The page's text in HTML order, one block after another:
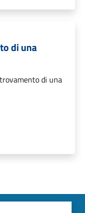
di una
di una